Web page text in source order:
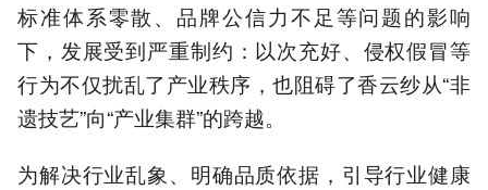
标准体系零散、品牌公信力不足等问题的影响
下，发展受到严重制约：以次充好、侵权假冒等
行为不仅扰乱了产业秩序，也阻碍了香云纱从“非
遗技艺”向“产业集群”的跨越。
为解决行业乱象、明确品质依据，引导行业健康